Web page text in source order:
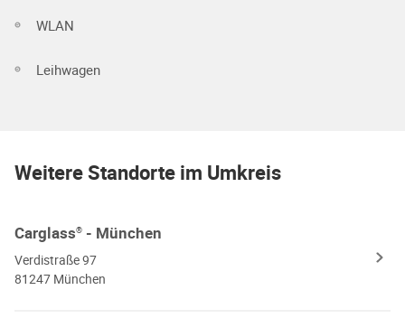
WLAN
Leihwagen
Weitere Standorte im Umkreis
Carglass® - München
Verdistraße 97
81247 München